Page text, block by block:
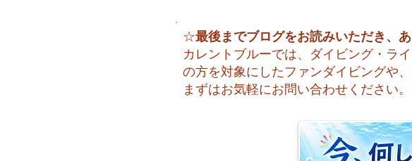
😊 海へ戻る第一歩！リフレ
今日
すね☀️
☆最後までブログをお読みいただき、
カレントブルーでは、ダイビング・ラ
の方を対象にしたファンダイビングや
まずはお気軽にお問い合わせください。